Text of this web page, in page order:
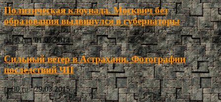
Политическая клоунада. Москвич без
образования выдвинулся в губернаторы
ria30.ru - 01.07.2014
Сильный ветер в Астрахани. Фотографии
последствий ЧП
ria30.ru - 29.03.2015